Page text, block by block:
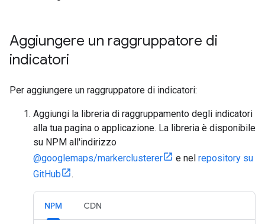
Aggiungere un raggruppatore di
indicatori
Per aggiungere un raggruppatore di indicatori:
Aggiungi la libreria di raggruppamento degli indicatori
alla tua pagina o applicazione. La libreria è disponibile
su NPM all'indirizzo
@googlemaps/markerclusterer
e nel repository su
GitHub
.
NPM CDN